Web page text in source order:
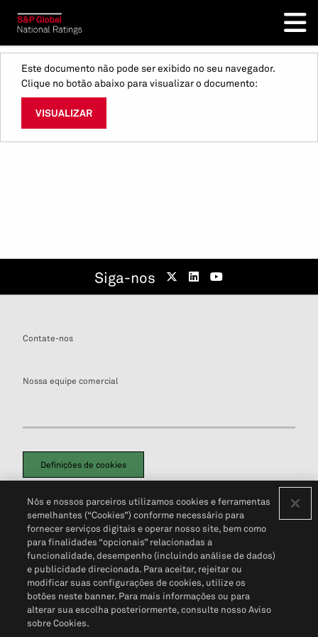
Este documento não pode ser exibido no seu navegador.
Clique no botão abaixo para visualizar o documento:
VISUALIZAR
Siga-nos
Contate-nos
Nossa equipe comercial
Definições de cookies
Política de PrivacidadePortal de privacidade do cliente (em inglês)
Não Venda Minhas Informações Pessoais© 2026 S&P Global
Nós e nossos parceiros utilizamos cookies e ferramentas
semelhantes (“Cookies”) conforme necessário para
fornecer serviços digitais e operar nosso site, bem como
para finalidades “opcionais” relacionadas a
funcionalidade, desempenho (incluindo análise de dados)
e publicidade direcionada. Para aceitar, rejeitar ou
modificar suas configurações de cookies, utilize os
botões neste banner. Para mais informações ou para
alterar sua escolha posteriormente, consulte nosso Aviso
sobre Cookies.